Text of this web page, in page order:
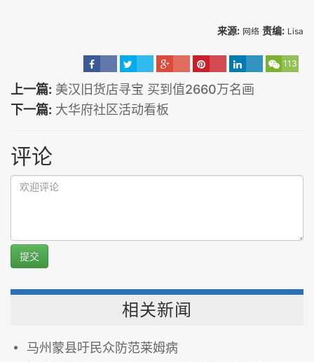
来源: 网络 责编: Lisa
113
上一篇: 美汉旧货店寻宝 买到值2660万名画
下一篇: 大华府社区活动看板
评论
提交
相关新闻
马州蒙县吁民众防范莱姆病